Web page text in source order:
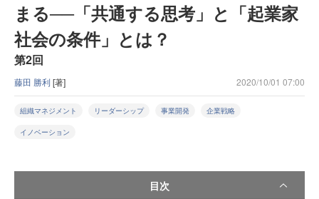
まる──「共通する思考」と「起業家
社会の条件」とは？
第2回
藤田 勝利 [著] 2020/10/01 07:00
組織マネジメント リーダーシップ 事業開発 企業戦略
イノベーション
目次